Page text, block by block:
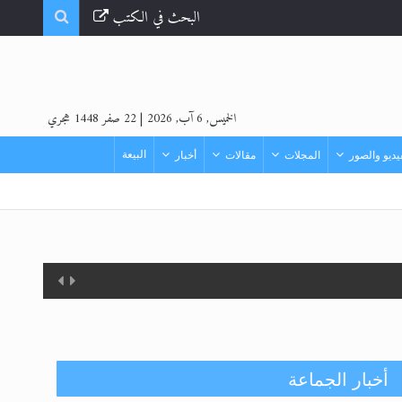
البحث في الكتب
الخميس, 6 آب, 2026 |22 صفر 1448 هجري
والصور المجلات مقالات أخبار البيعة
أخبار الجماعة